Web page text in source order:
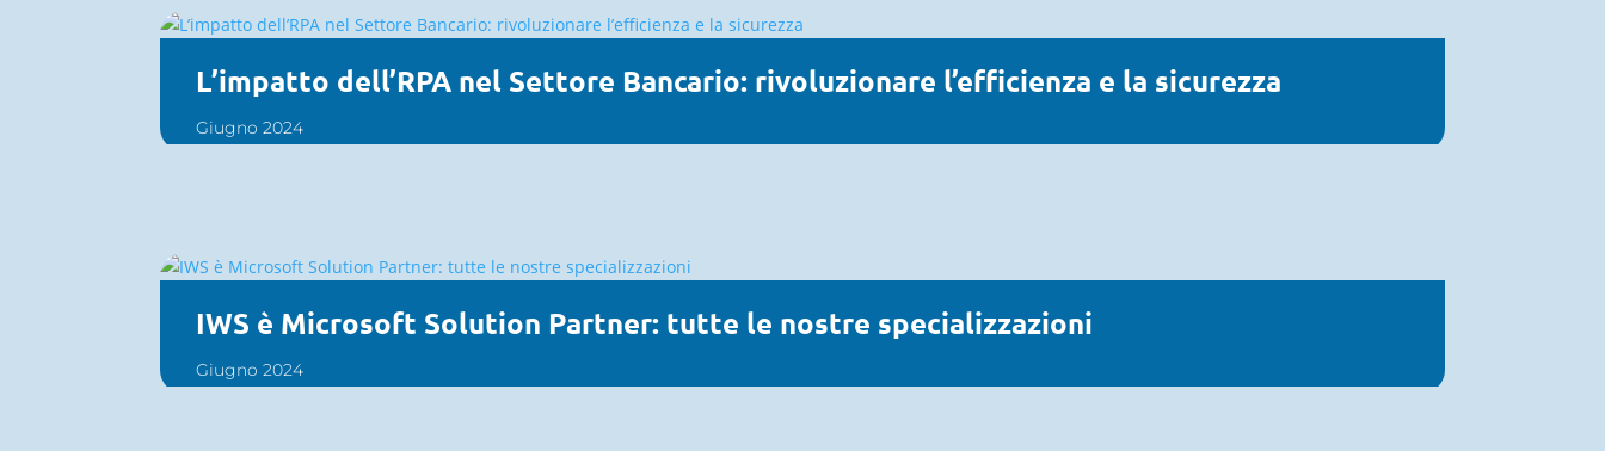
L’impatto dell’RPA nel Settore Bancario: rivoluzionare l’efficienza e la sicurezza
Giugno 2024
IWS è Microsoft Solution Partner: tutte le nostre specializzazioni
Giugno 2024